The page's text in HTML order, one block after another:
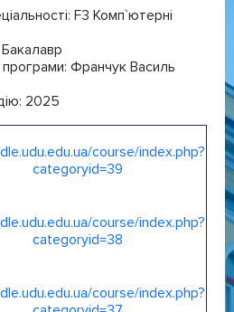
F3 Комп`ютерні
Бакалавр
програми: Франчук Василь
2025
course/index.php?
categoryid=39
course/index.php?
categoryid=38
course/index.php?